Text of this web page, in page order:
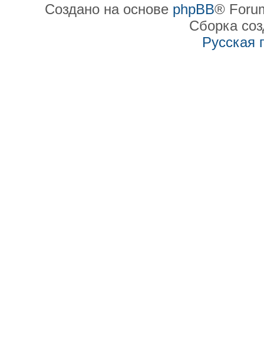
Создано на основе phpBB®
Сборка
Русская